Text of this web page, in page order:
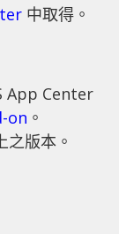
中取得。
App Center
on 。
之版本。